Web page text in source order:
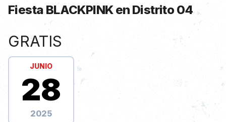
Fiesta BLACKPINK en Distrito 04
Información de Show
GRATIS
JUNIO
28
2025